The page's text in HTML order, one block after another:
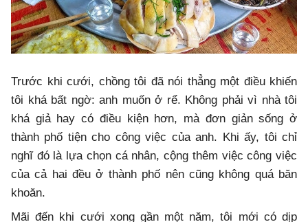
Trước khi cưới, chồng tôi đã nói thẳng một điều khiến
tôi khá bất ngờ: anh muốn ở rể. Không phải vì nhà tôi
khá giả hay có điều kiện hơn, mà đơn giản sống ở
thành phố tiện cho công việc của anh. Khi ấy, tôi chỉ
nghĩ đó là lựa chọn cá nhân, cộng thêm việc công việc
của cả hai đều ở thành phố nên cũng không quá băn
khoăn.
Mãi đến khi cưới xong gần một năm, tôi mới có dịp